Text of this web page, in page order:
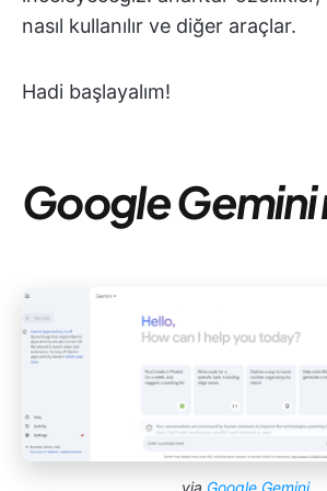
nasıl kullanılır ve diğer araçlar.
Hadi başlayalım!
Google Gemini
via Google Gemini